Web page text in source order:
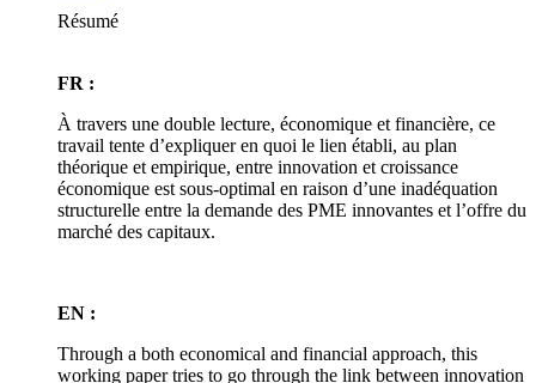
Résumé
FR :
À travers une double lecture, économique et financière, ce
travail tente d’expliquer en quoi le lien établi, au plan
théorique et empirique, entre innovation et croissance
économique est sous-optimal en raison d’une inadéquation
structurelle entre la demande des PME innovantes et l’offre du
marché des capitaux.
EN :
Through a both economical and financial approach, this
working paper tries to go through the link between innovation